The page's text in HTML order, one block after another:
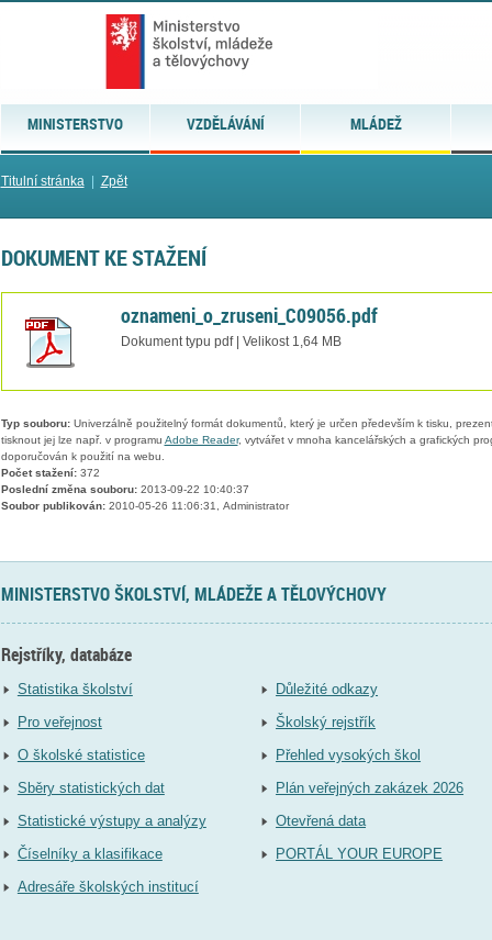
MINISTERSTVO VZDĚLÁVÁNÍ MLÁDEŽ
Titulní stránka| Zpět
DOKUMENT KE STAŽENÍ
oznameni_o_zruseni_C09056.pdf
Dokument typu pdf | Velikost 1,64 MB
Typ souboru:Univerzálně použitelný formát dokumentů, který je určen především k tisku,
tisknout jej lze např. v programu Adobe Reader, vytvářet v mnoha kancelářských a grafických
doporučován k použití na webu.
Počet stažení:372
Poslední změna souboru:2013-09-22 10:40:37
Soubor publikován:2010-05-26 11:06:31, Administrator
MINISTERSTVO ŠKOLSTVÍ, MLÁDEŽE A TĚLOVÝCHOVY
Rejstříky, databáze
Statistika školství
Pro veřejnost
O školské statistice
Sběry statistických dat
Statistické výstupy a analýzy
Číselníky a klasifikace
Adresáře školských institucí
Důležité odkazy
Školský rejstřík
Přehled vysokých škol
Plán veřejných zakázek 2026
Otevřená data
PORTÁL YOUR EUROPE